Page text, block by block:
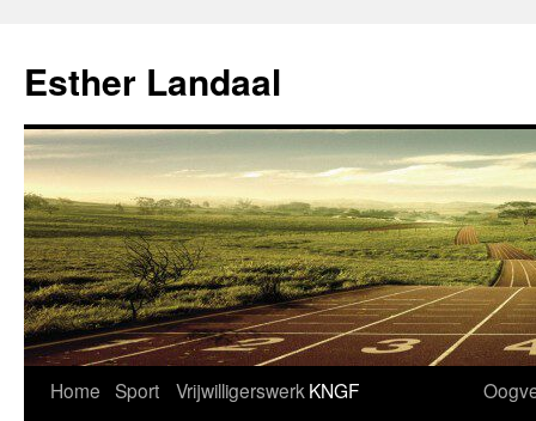
de
inhoud
Esther Landaal
Home Sport Vrijwilligerswerk KNGF